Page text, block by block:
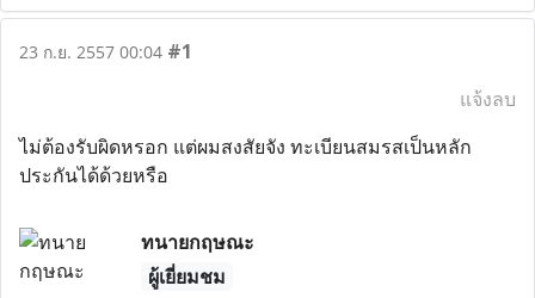
23 ก.ย. 2557 00:04 #1
แจ้งลบ
ไม่ต้องรับผิดหรอก แต่ผมสงสัยจัง ทะเบียนสมรสเป็นหลัก
ประกันได้ด้วยหรือ
ทนายกฤษณะ
ผู้เยี่ยมชม